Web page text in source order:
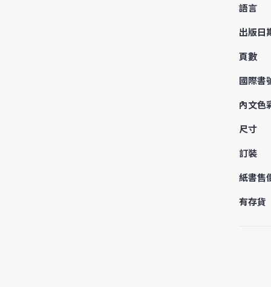
語言
出版日
頁數
國際書
內文色
尺寸
訂裝
紙書售
有存貨